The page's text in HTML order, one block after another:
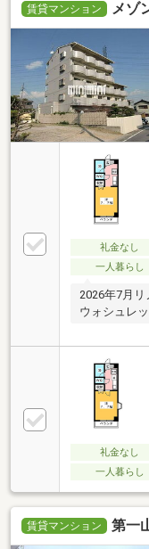
賃貸マンション メゾ
礼金なし
一人暮らし
2026年7月
ウォシュレ
礼金なし
一人暮らし
賃貸マンション 第一